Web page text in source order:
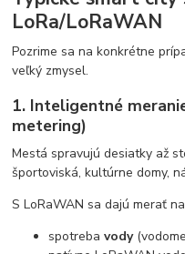
LoRa/LoRaWAN
Pozrime sa na konkrétne
veľký zmysel.
1. Inteligentné
metering)
Mestá spravujú desiatky až
športoviská, kultúrne domy,
S LoRaWAN sa dajú merať
spotrebavody